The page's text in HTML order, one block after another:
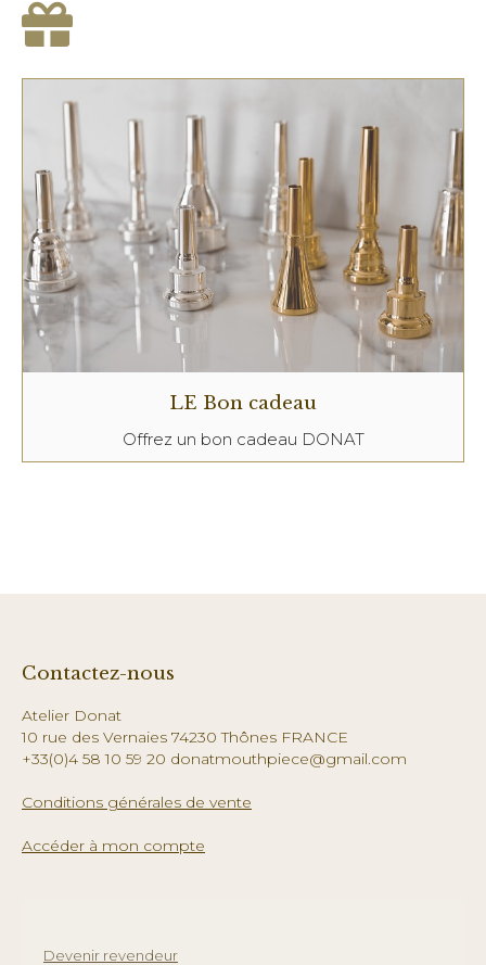
LE Bon cadeau
Offrez un bon cadeau DONAT
Contactez-nous
Atelier Donat
10 rue des Vernaies 74230 Thônes FRANCE
+33(0)4 58 10 59 20 donatmouthpiece@gmail.com
Conditions générales de vente
Accéder à mon compte
Devenir revendeur